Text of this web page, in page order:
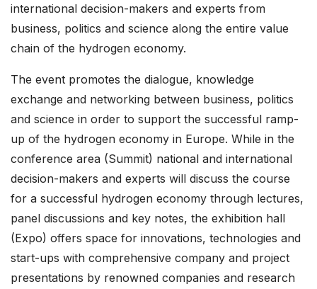
international decision-makers and experts from
business, politics and science along the entire value
chain of the hydrogen economy.
The event promotes the dialogue, knowledge
exchange and networking between business, politics
and science in order to support the successful ramp-
up of the hydrogen economy in Europe. While in the
conference area (Summit) national and international
decision-makers and experts will discuss the course
for a successful hydrogen economy through lectures,
panel discussions and key notes, the exhibition hall
(Expo) offers space for innovations, technologies and
start-ups with comprehensive company and project
presentations by renowned companies and research